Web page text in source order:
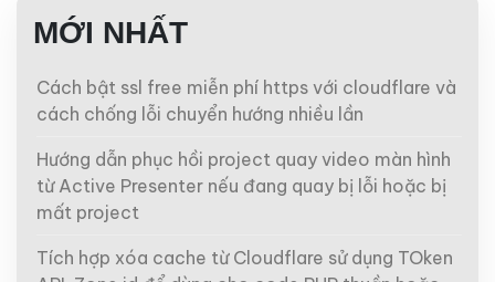
MỚI NHẤT
Cách bật ssl free miễn phí https với cloudflare và
cách chống lỗi chuyển hướng nhiều lần
Hướng dẫn phục hồi project quay video màn hình
từ Active Presenter nếu đang quay bị lỗi hoặc bị
mất project
Tích hợp xóa cache từ Cloudflare sử dụng TOken